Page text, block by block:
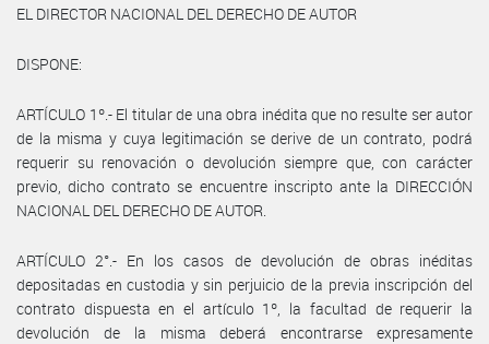
EL DIRECTOR NACIONAL DEL DERECHO DE AUTOR
DISPONE:
ARTÍCULO 1º.- El titular de una obra inédita que no resulte ser autor
de la misma y cuya legitimación se derive de un contrato, podrá
requerir su renovación o devolución siempre que, con carácter
previo, dicho contrato se encuentre inscripto ante la DIRECCIÓN
NACIONAL DEL DERECHO DE AUTOR.
ARTÍCULO 2°.- En los casos de devolución de obras inéditas
depositadas en custodia y sin perjuicio de la previa inscripción del
contrato dispuesta en el artículo 1º, la facultad de requerir la
devolución de la misma deberá encontrarse expresamente